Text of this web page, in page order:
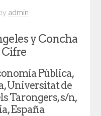
admin
y Concha
Cifre
Pública,
Universitat de
Tarongers, s/n,
España